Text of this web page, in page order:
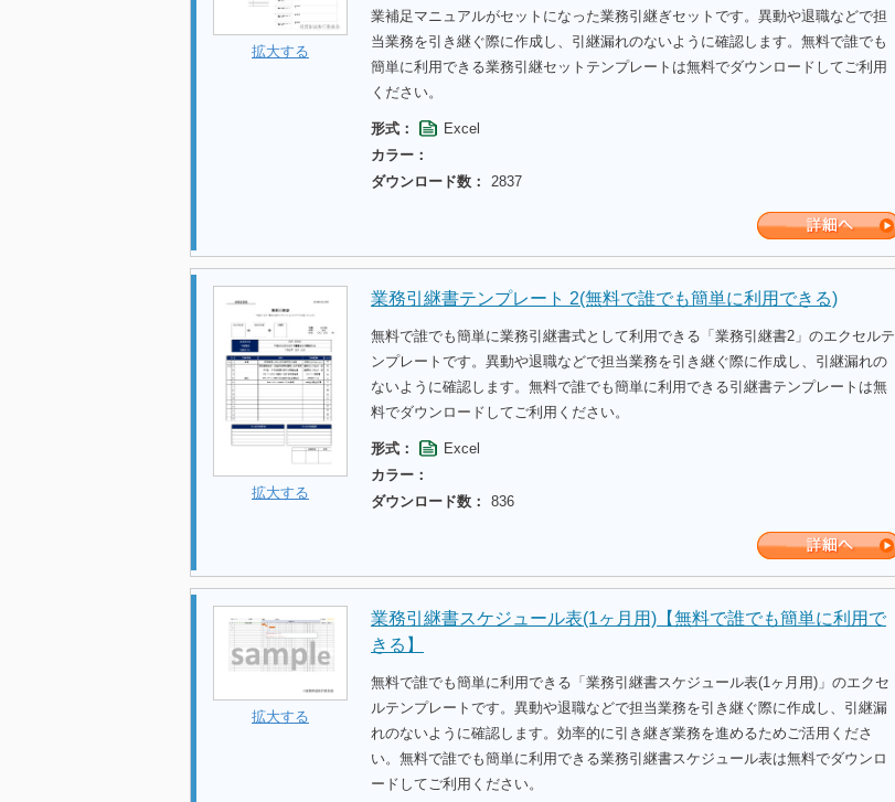
拡大する
業補足マニュアルがセットになった業務引継ぎセットです。異動や退職などで担
当業務を引き継ぐ際に作成し、引継漏れのないように確認します。無料で誰でも
簡単に利用できる業務引継セットテンプレートは無料でダウンロードしてご利用
ください。
形式：
Excel
カラー：
ダウンロード数：
2837
拡大する
業務引継書テンプレート 2(無料で誰でも簡単に利用できる)
無料で誰でも簡単に業務引継書式として利用できる「業務引継書2」のエクセルテ
ンプレートです。異動や退職などで担当業務を引き継ぐ際に作成し、引継漏れの
ないように確認します。無料で誰でも簡単に利用できる引継書テンプレートは無
料でダウンロードしてご利用ください。
形式：
Excel
カラー：
ダウンロード数：
836
拡大する
業務引継書スケジュール表(1ヶ月用)【無料で誰でも簡単に利用で
きる】
無料で誰でも簡単に利用できる「業務引継書スケジュール表(1ヶ月用)」のエクセ
ルテンプレートです。異動や退職などで担当業務を引き継ぐ際に作成し、引継漏
れのないように確認します。効率的に引き継ぎ業務を進めるためご活用くださ
い。無料で誰でも簡単に利用できる業務引継書スケジュール表は無料でダウンロ
ードしてご利用ください。